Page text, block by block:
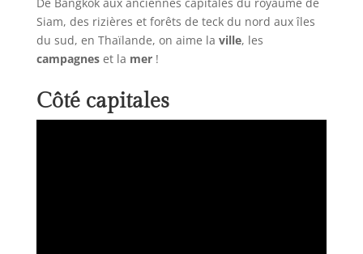
Siam, des rizières et forêts de teck du nord aux îles
du sud, en Thaïlande, on aime la ville, les
campagneset la mer!
Côté capitales